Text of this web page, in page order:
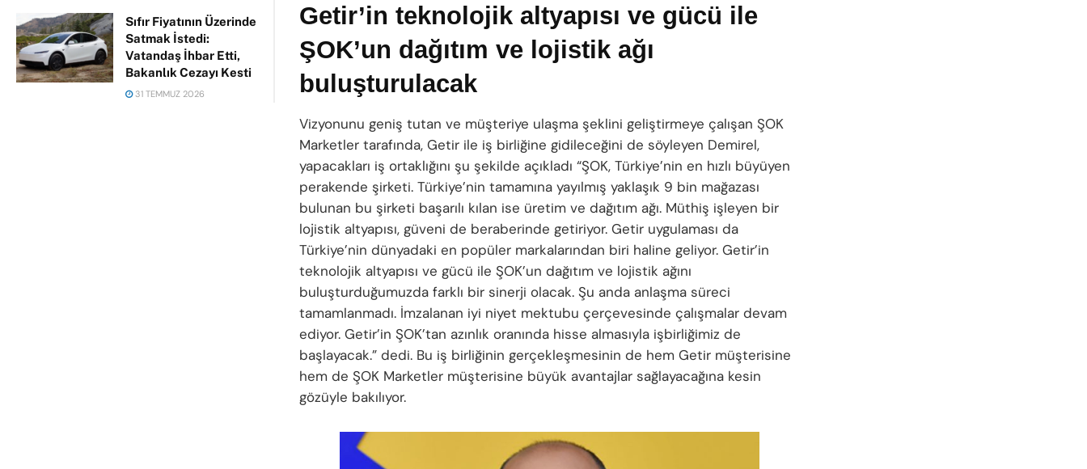
Sıfır Fiyatının Üzerinde
Satmak İstedi:
Vatandaş İhbar Etti,
Bakanlık Cezayı Kesti
31 TEMMUZ 2026
Getir’in teknolojik altyapısı ve gücü ile
ŞOK’un dağıtım ve lojistik ağı
buluşturulacak
Vizyonunu geniş tutan ve müşteriye ulaşma şeklini geliştirmeye çalışan ŞOK
Marketler tarafında, Getir ile iş birliğine gidileceğini de söyleyen Demirel,
yapacakları iş ortaklığını şu şekilde açıkladı “ŞOK, Türkiye’nin en hızlı büyüyen
perakende şirketi. Türkiye’nin tamamına yayılmış yaklaşık 9 bin mağazası
bulunan bu şirketi başarılı kılan ise üretim ve dağıtım ağı. Müthiş işleyen bir
lojistik altyapısı, güveni de beraberinde getiriyor. Getir uygulaması da
Türkiye’nin dünyadaki en popüler markalarından biri haline geliyor. Getir’in
teknolojik altyapısı ve gücü ile ŞOK’un dağıtım ve lojistik ağını
buluşturduğumuzda farklı bir sinerji olacak. Şu anda anlaşma süreci
tamamlanmadı. İmzalanan iyi niyet mektubu çerçevesinde çalışmalar devam
ediyor. Getir’in ŞOK’tan azınlık oranında hisse almasıyla işbirliğimiz de
başlayacak.” dedi. Bu iş birliğinin gerçekleşmesinin de hem Getir müşterisine
hem de ŞOK Marketler müşterisine büyük avantajlar sağlayacağına kesin
gözüyle bakılıyor.